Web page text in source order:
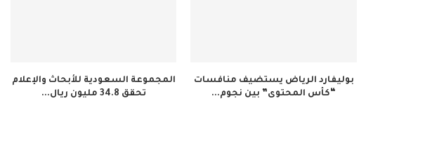
المجموعة السعودية للأبحاث والإعلام
تحقق 34.8 مليون ريال...
بوليفارد الرياض يستضيف منافسات
“كأس المحتوى” بين نجوم...